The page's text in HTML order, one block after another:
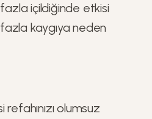
içildiğinde etkisi
kaygıya neden
refahınızı olumsuz